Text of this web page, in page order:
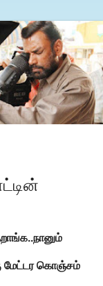
மேட்டர கொஞ்சம்